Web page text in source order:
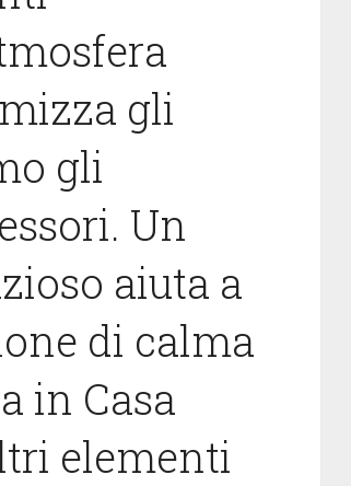
gli
gli
Un
aiuta a
di calma
in Casa
elementi